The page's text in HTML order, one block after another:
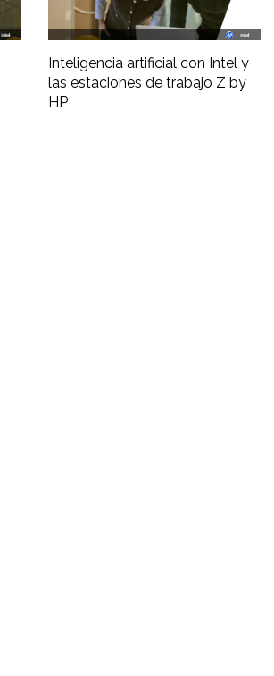
Inteligencia artificial con Intel y
las estaciones de trabajo Z by
HP